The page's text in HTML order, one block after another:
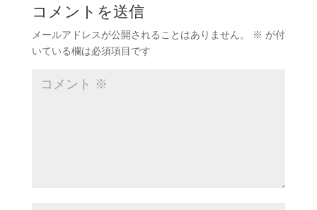
コメントを送信
メールアドレスが公開されることはありません。 ※ が付
いている欄は必須項目です